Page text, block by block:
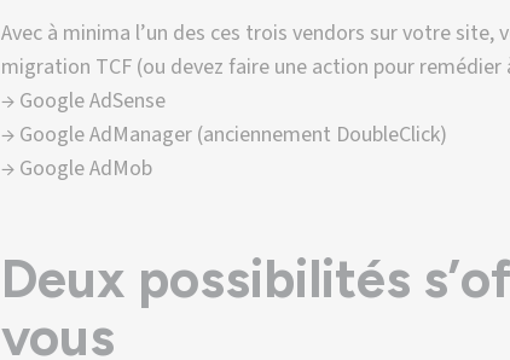
Avec à minima l’un des ces trois vendors sur votre site,
migration TCF (ou devez faire une action pour
→ Google AdSense
→ Google AdManager (anciennement DoubleClick)
→ Google AdMob
Deux possibilités
vous